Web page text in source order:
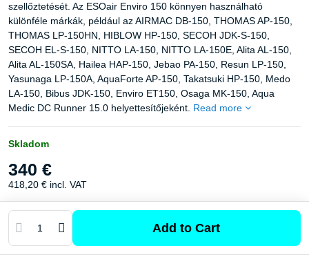
szellőztetését. Az ESOair Enviro 150 könnyen használható
különféle márkák, például az AIRMAC DB-150, THOMAS AP-150,
THOMAS LP-150HN, HIBLOW HP-150, SECOH JDK-S-150,
SECOH EL-S-150, NITTO LA-150, NITTO LA-150E, Alita AL-150,
Alita AL-150SA, Hailea HAP-150, Jebao PA-150, Resun LP-150,
Yasunaga LP-150A, AquaForte AP-150, Takatsuki HP-150, Medo
LA-150, Bibus JDK-150, Enviro ET150, Osaga MK-150, Aqua
Medic DC Runner 15.0 helyettesítőjeként. Read more
Skladom
340 €
418,20 € incl. VAT
Add to Cart